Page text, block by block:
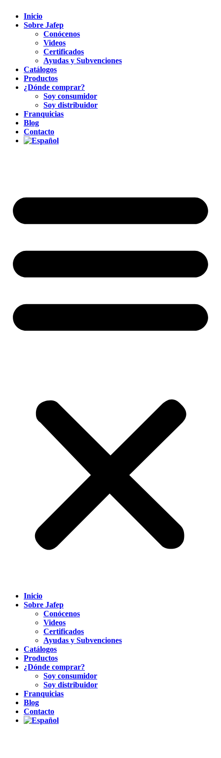
Inicio
Sobre Jafep
Conócenos
Videos
Certificados
Ayudas y Subvenciones
Catálogos
Productos
¿Dónde comprar?
Soy consumidor
Soy distribuidor
Franquicias
Blog
Contacto
Inicio
Sobre Jafep
Conócenos
Videos
Certificados
Ayudas y Subvenciones
Catálogos
Productos
¿Dónde comprar?
Soy consumidor
Soy distribuidor
Franquicias
Blog
Contacto